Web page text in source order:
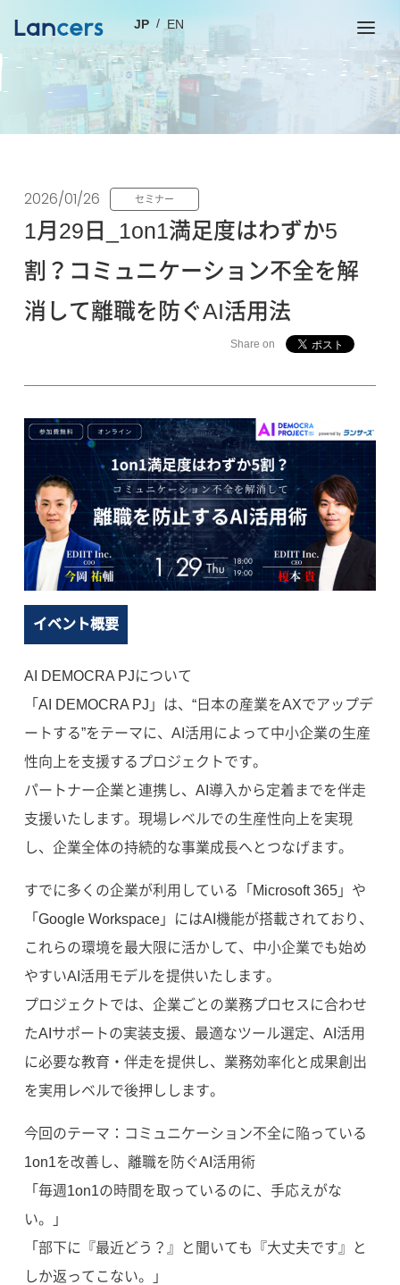
JP EN
2026/01/26 セミナー
1月29日_1on1満足度はわずか5
割？コミュニケーション不全を解
消して離職を防ぐAI活用法
Share on
イベント概要
AI DEMOCRA PJについて
「AI DEMOCRA PJ」は、“日本の産業をAXでアップデ
ートする”をテーマに、AI活用によって中小企業の生産
性向上を支援するプロジェクトです。
パートナー企業と連携し、AI導入から定着までを伴走
支援いたします。現場レベルでの生産性向上を実現
し、企業全体の持続的な事業成長へとつなげます。
すでに多くの企業が利用している「Microsoft 365」や
「Google Workspace」にはAI機能が搭載されており、
これらの環境を最大限に活かして、中小企業でも始め
やすいAI活用モデルを提供いたします。
プロジェクトでは、企業ごとの業務プロセスに合わせ
たAIサポートの実装支援、最適なツール選定、AI活用
に必要な教育・伴走を提供し、業務効率化と成果創出
を実用レベルで後押しします。
今回のテーマ：コミュニケーション不全に陥っている
1on1を改善し、離職を防ぐAI活用術
「毎週1on1の時間を取っているのに、手応えがな
い。」
「部下に『最近どう？』と聞いても『大丈夫です』と
しか返ってこない。」